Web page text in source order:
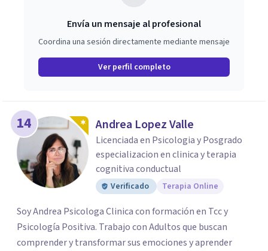
Envía un mensaje al profesional
Coordina una sesión directamente mediante mensaje
Ver perfil completo
14 Andrea Lopez Valle
Licenciada en Psicologia y Posgrado
especializacion en clinica y terapia
cognitiva conductual
Verificado Terapia Online
Soy Andrea Psicologa Clinica con formación en Tcc y
Psicología Positiva. Trabajo con Adultos que buscan
comprender y transformar sus emociones y aprender